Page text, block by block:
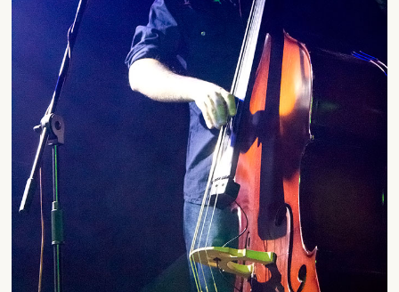
SUSCRÍBETE A NUESTRO BOLETÍN
He leído y acepto la Política de Privacidad y la Nota Legal
DARME DE ALTA